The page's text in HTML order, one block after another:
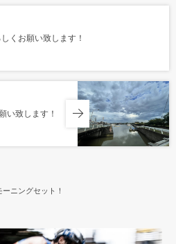
しくお願い致します！
い致します！
ニングセット！